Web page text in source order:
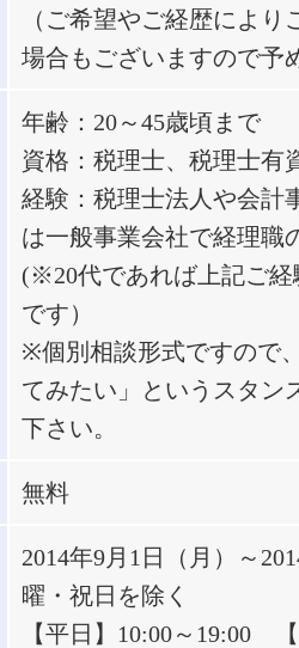
（ご希望やご経歴によ
場合もございますので予
年齢：20～45歳頃まで
資格：税理士、税理士有
経験：税理士法人や会計
は一般事業会社で経理職
(※20代であれば上記ご
です）
※個別相談形式ですので
てみたい」というスタン
下さい。
無料
2014年9月1日（月）～
曜・祝日を除く
【平日】10:00～19:00